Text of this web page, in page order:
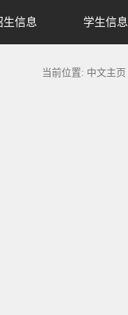
生信息 学生信息
当前位置: 中文主页